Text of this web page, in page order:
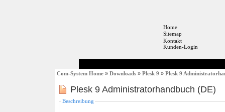
Home
Sitemap
Kontakt
Kunden-Login
Com-System Home » Downloads » Plesk 9 » Plesk 9
Plesk 9 Administratorhandbuch (DE)
Beschreibung